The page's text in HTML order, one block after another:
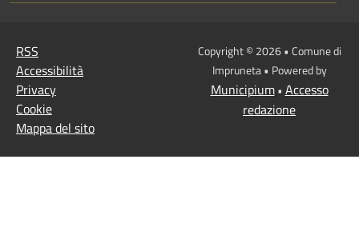
RSS
Accessibilità
Privacy
Cookie
Mappa del sito
Copyright © 2026 • Comune di
Impruneta • Powered by
Municipium• Accesso
redazione